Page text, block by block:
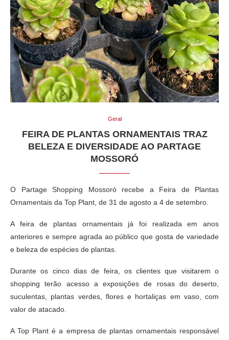
Geral
FEIRA DE PLANTAS ORNAMENTAIS TRAZ
BELEZA E DIVERSIDADE AO PARTAGE
MOSSORÓ
O Partage Shopping Mossoró recebe a Feira de Plantas
Ornamentais da Top Plant, de 31 de agosto a 4 de setembro.
A feira de plantas ornamentais já foi realizada em anos
anteriores e sempre agrada ao público que gosta de variedade
e beleza de espécies de plantas.
Durante os cinco dias de feira, os clientes que visitarem o
shopping terão acesso a exposições de rosas do deserto,
suculentas, plantas verdes, flores e hortaliças em vaso, com
valor de atacado.
A Top Plant é a empresa de plantas ornamentais responsável